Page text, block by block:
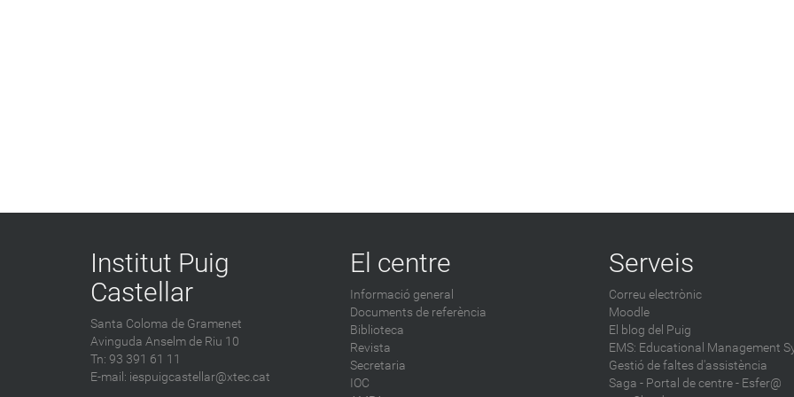
Institut Puig
Castellar
Santa Coloma de Gramenet
Avinguda Anselm de Riu 10
Tn: 93 391 61 11
E-mail: iespuigcastellar@xtec.cat
El centre
Informació general
Documents de referència
Biblioteca
Revista
Secretaria
IOC
Serveis
Correu electrònic
Moodle
El blog del Puig
EMS: Educational Management
Gestió de faltes d'assistència
Saga - Portal de centre - Esfer@